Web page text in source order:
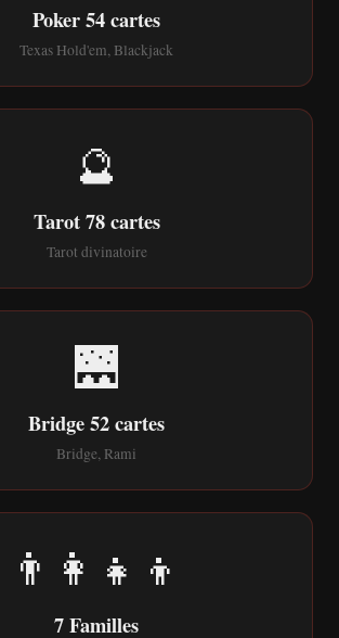
Poker 54 cartes
Texas Hold'em, Blackjack
🔮
Tarot 78 cartes
Tarot divinatoire
🌉
Bridge 52 cartes
Bridge, Rami
👨‍👩‍👧‍👦
7 Familles